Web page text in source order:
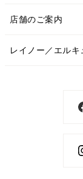
店舗のご案内
レイノー／エル